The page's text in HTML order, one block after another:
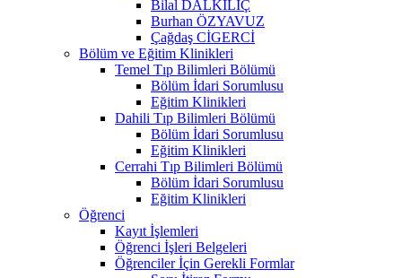
Bilal DALKILIÇ
Burhan ÖZYAVUZ
Çağdaş CİGERCİ
Bölüm ve Eğitim Klinikleri
Temel Tıp Bilimleri Bölümü
Bölüm İdari Sorumlusu
Eğitim Klinikleri
Dahili Tıp Bilimleri Bölümü
Bölüm İdari Sorumlusu
Eğitim Klinikleri
Cerrahi Tıp Bilimleri Bölümü
Bölüm İdari Sorumlusu
Eğitim Klinikleri
Öğrenci
Kayıt İşlemleri
Öğrenci İşleri Belgeleri
Öğrenciler İçin Gerekli Formlar